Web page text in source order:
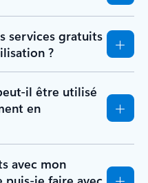
services gratuits
?
il être utilisé
en
avec mon